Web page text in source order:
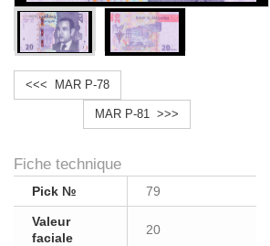
<<< MAR P-78
MAR P-81 >>>
Fiche technique
Pick № 79
Valeur
faciale
20